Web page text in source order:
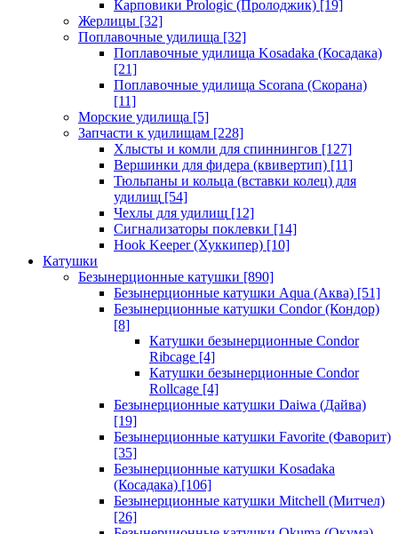
Карповики Prologic (Пролоджик) [19]
Жерлицы [32]
Поплавочные удилища [32]
Поплавочные удилища Kosadaka (Косадака)
[21]
Поплавочные удилища Scorana (Скорана)
[11]
Морские удилища [5]
Запчасти к удилищам [228]
Хлысты и комли для спиннингов [127]
Вершинки для фидера (квивертип) [11]
Тюльпаны и кольца (вставки колец) для
удилищ [54]
Чехлы для удилищ [12]
Сигнализаторы поклевки [14]
Hook Keeper (Хуккипер) [10]
Катушки
Безынерционные катушки [890]
Безынерционные катушки Aqua (Аква) [51]
Безынерционные катушки Condor (Кондор)
[8]
Катушки безынерционные Condor
Ribcage [4]
Катушки безынерционные Condor
Rollcage [4]
Безынерционные катушки Daiwa (Дайва)
[19]
Безынерционные катушки Favorite (Фаворит)
[35]
Безынерционные катушки Kosadaka
(Косадака) [106]
Безынерционные катушки Mitchell (Митчел)
[26]